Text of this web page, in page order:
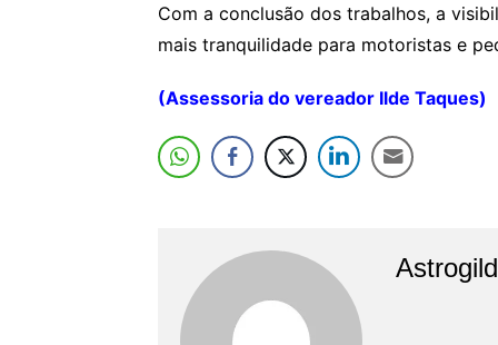
Com a conclusão dos trabalhos, a
mais tranquilidade para motoristas e
(Assessoria do vereador Ilde Taques)